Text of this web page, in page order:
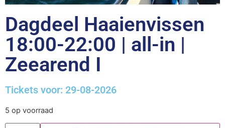
Dagdeel Haaienvissen
18:00-22:00 | all-in |
Zeearend I
Tickets voor: 29-08-2026
5 op voorraad